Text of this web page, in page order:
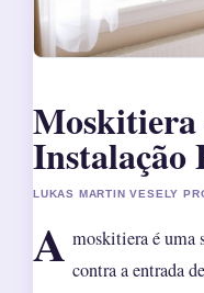
Moskitiera
Instalação
LUKAS MARTIN VESELY
A moskitiera é uma
contra a entrada